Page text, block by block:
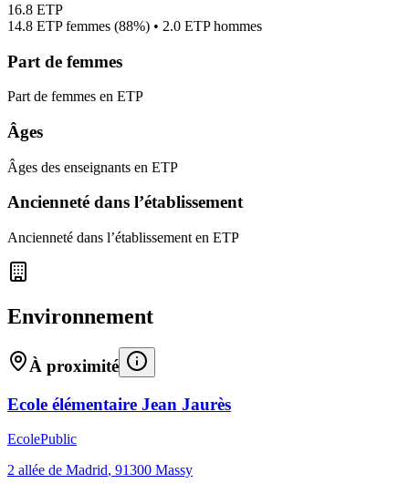
16.8 ETP
14.8 ETP femmes (88%) • 2.0 ETP hommes
Part de femmes
Part de femmes en ETP
Âges
Âges des enseignants en ETP
Ancienneté dans l’établissement
Ancienneté dans l’établissement en ETP
Environnement
À proximité
Ecole élémentaire Jean Jaurès
EcolePublic
2 allée de Madrid, 91300 Massy